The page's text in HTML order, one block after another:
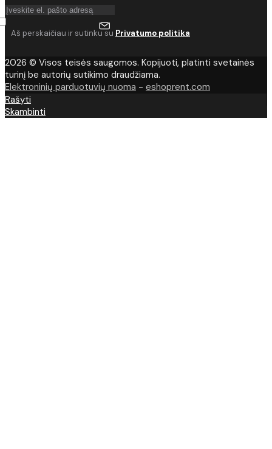
Aš perskaičiau ir sutinku su Privatumo politika
2026 © Visos teisės saugomos. Kopijuoti, platinti svetainės
turinį be autorių sutikimo draudžiama.
Elektroninių parduotuvių nuoma - eshoprent.com
Rašyti
Skambinti